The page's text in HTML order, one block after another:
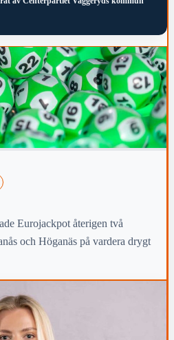
Eurojackpot återigen två
och Höganäs på vardera drygt